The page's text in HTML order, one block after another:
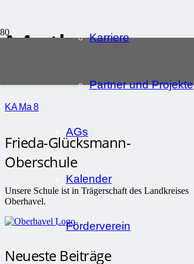
Karriere
Partner und Projekte
AGs
Kalender
Förderverein
Mathe
KA Ma 8
Frieda-Glücksmann-
Oberschule
Unsere Schule ist in Trägerschaft des Landkreises
Oberhavel.
Neueste Beiträge